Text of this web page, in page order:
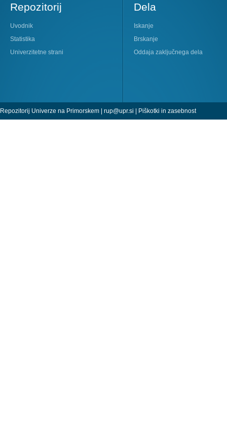
Repozitorij
Uvodnik
Statistika
Univerzitetne strani
Dela
Iskanje
Brskanje
Oddaja zaključnega dela
Repozitorij Univerze na Primorskem | rup@upr.si | Piškotki in zasebnost